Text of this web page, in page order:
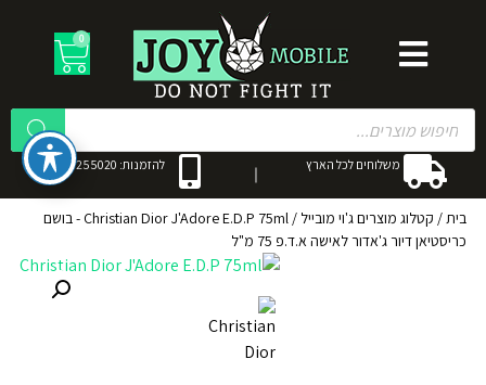
0
משלוחים לכל הארץ להזמנות: 053-3255020
בית/ קטלוג מוצרים ג'וי מובייל /
Christian Dior J'Adore E.D.P 75ml - בושם
כריסטיאן דיור ג'אדור לאישה א.ד.פ 75 מ"ל